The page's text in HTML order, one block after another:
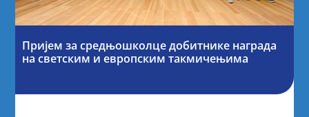
Пријем за средњошколце добитнике награда
на светским и европским такмичењима